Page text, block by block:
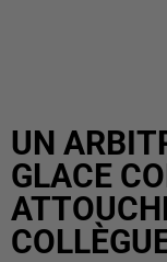
UN
GLACE